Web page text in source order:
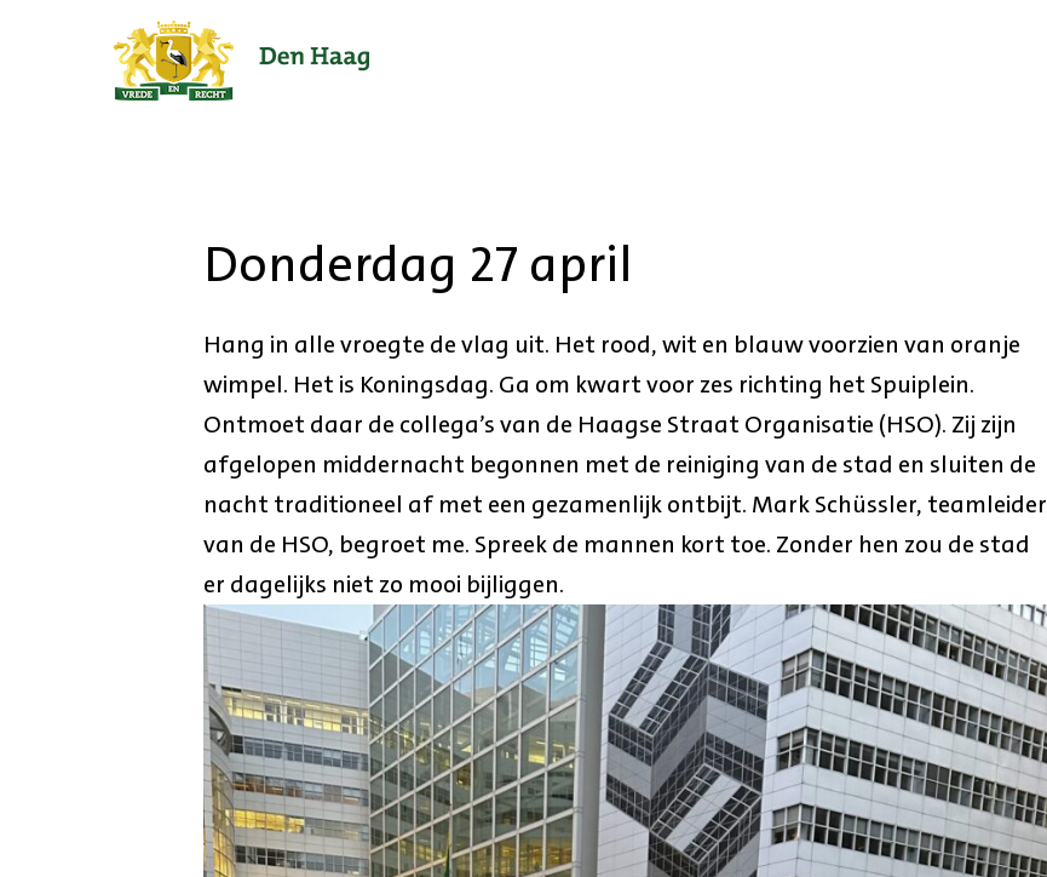
Ga
naar
Donderdag 27 april
Hang in alle vroegte de vlag uit. Het rood, wit en blauw voorzien van oranje
wimpel. Het is Koningsdag. Ga om kwart voor zes richting het Spuiplein.
Ontmoet daar de collega’s van de Haagse Straat Organisatie (HSO). Zij zijn
afgelopen middernacht begonnen met de reiniging van de stad en sluiten de
nacht traditioneel af met een gezamenlijk ontbijt. Mark Schüssler, teamleider
van de HSO, begroet me. Spreek de mannen kort toe. Zonder hen zou de stad
er dagelijks niet zo mooi bijliggen.